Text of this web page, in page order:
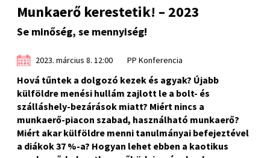
Munkaerő kerestetik! – 2023
Se minőség, se mennyiség!
2023. március 8. 12:00 PP Konferencia
Hová tűntek a dolgozó kezek és agyak? Újabb
külföldre menési hullám zajlott le a bolt- és
szálláshely-bezárások miatt? Miért nincs a
munkaerő-piacon szabad, használható munkaerő?
Miért akar külföldre menni tanulmányai befejeztével
a diákok 37 %-a? Hogyan lehet ebben a kaotikus